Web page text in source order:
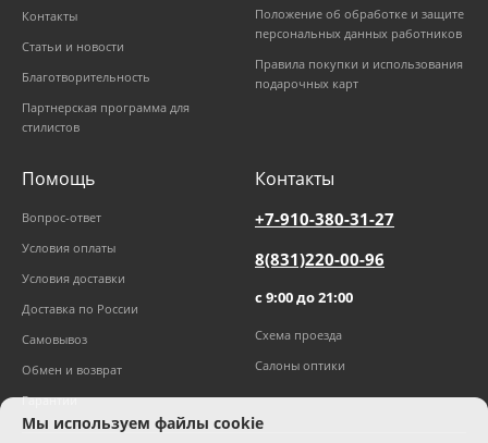
Контакты
Статьи и новости
Благотворительность
Партнерская программа для
стилистов
Положение об обработке и защите
персональных данных работников
Правила покупки и использования
подарочных карт
Помощь
Вопрос-ответ
Условия оплаты
Условия доставки
Доставка по России
Самовывоз
Обмен и возврат
Гарантии
Контакты
+7-910-380-31-27
8(831)220-00-96
с 9:00 до 21:00
Схема проезда
Салоны оптики
Мы используем файлы cookie